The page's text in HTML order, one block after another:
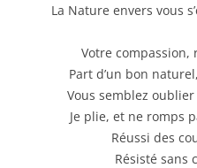
La Nature envers vous
Votre
Part d’un bon
Vous semblez
Je plie, et ne romps
Réussi des
Résisté sans